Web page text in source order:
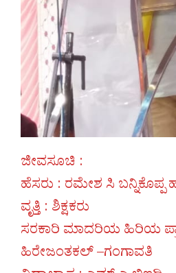
ಜೀವಸೂಚಿ :
ಹೆಸರು : ರಮೇಶ ಸಿ ಬನ್ನಿಕೊಪ್ಪ
ವೃತ್ತಿ : ಶಿಕ್ಷಕರು
ಸರಕಾರಿ ಮಾದರಿಯ ಹಿರಿಯ
ಹಿರೇಜಂತಕಲ್ –ಗಂಗಾವತಿ